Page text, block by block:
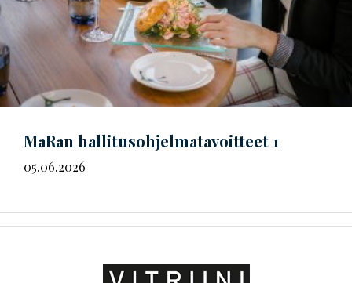
MaRan hal­li­tus­oh­jel­ma­ta­voit­teet 1
05.06.2026